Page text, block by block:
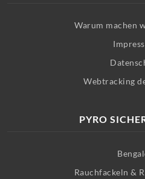
Warum machen
Webtracking
PYRO
Rauchfackeln &